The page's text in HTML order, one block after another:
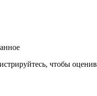
чтобы